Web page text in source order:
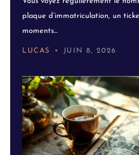
plaque d’immatriculation, un
moments...
LUCAS JUIN 8, 2026